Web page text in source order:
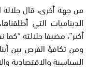
من جهة أخرى، قال جلالة
الديناميات التي
أكبر”، مضيفا جلالته
ومن تكافؤ الفرص بين
السياسية والاقتصادية